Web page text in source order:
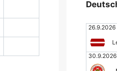
26.9.2026
30.9.2026